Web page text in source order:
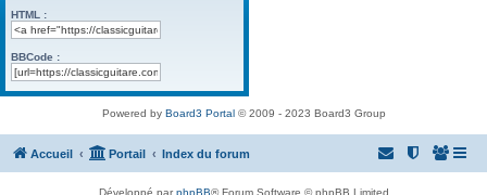
HTML :
BBCode :
Powered by Board3 Portal© 2009 - 2023 Board3 Group
Accueil Portail Index du forum
Développé parphpBB® Forum Software © phpBB Limited